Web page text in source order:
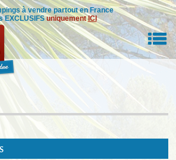
à vendre partout en France
EXCLUSIFSuniquementICI